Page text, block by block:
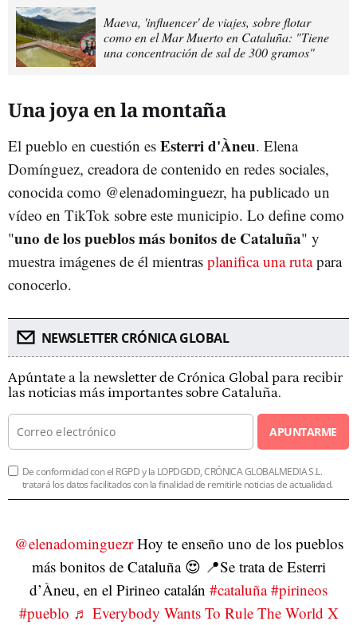
Maeva, 'influencer' de viajes, sobre flotar
como en el Mar Muerto en Cataluña: "Tiene
una concentración de sal de 300 gramos"
Una joya en la montaña
El pueblo en cuestión es Esterri d'Àneu. Elena
Domínguez, creadora de contenido en redes sociales,
conocida como @elenadominguezr, ha publicado un
vídeo en TikTok sobre este municipio. Lo define como
"uno de los pueblos más bonitos de Cataluña" y
muestra imágenes de él mientras planifica una rutapara
conocerlo.
NEWSLETTER CRÓNICA GLOBAL
Apúntate a la newsletter de Crónica Global para recibir
las noticias más importantes sobre Cataluña.
APUNTARME
De conformidad con el RGPD y la LOPDGDD, CRÓNICA GLOBALMEDIA S.L.
tratará los datos facilitados con la finalidad de remitirle noticias de actualidad.
@elenadominguezrHoy te enseño uno de los pueblos
más bonitos de Cataluña 😍 📍Se trata de Esterri
d’Àneu, en el Pirineo catalán #cataluña #pirineos
#pueblo ♬ Everybody Wants To Rule The World X